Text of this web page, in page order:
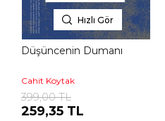
Hızlı Gör
Düşüncenin Dumanı
Cahit Koytak
399,00 TL
259,35 TL